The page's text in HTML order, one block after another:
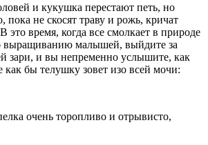
и кукушка перестают петь, но
пока не скосят траву и рожь, кричат
это время, когда все смолкает в природе
выращиванию малышей, выйдите за
зари, и вы непременно услышите, как
как бы телушку зовет изо всей мочи:
очень торопливо и отрывисто,